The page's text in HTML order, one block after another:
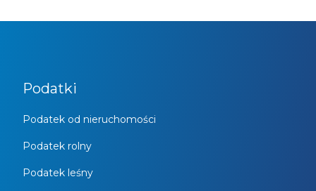
Podatki
Podatek od nieruchomości
Podatek rolny
Podatek leśny